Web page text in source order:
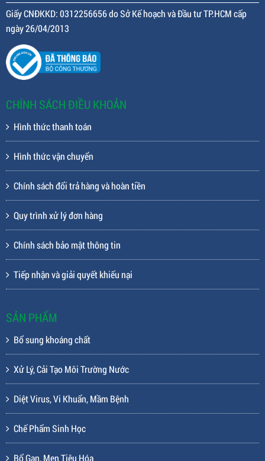
Giấy CNĐKKD: 0312256656 do Sở Kế hoạch và Đầu tư TP.HCM cấp
ngày 26/04/2013
CHÍNH SÁCH ĐIỀU KHOẢN
Hình thức thanh toán
Hình thức vận chuyển
Chính sách đổi trả hàng và hoàn tiền
Quy trình xử lý đơn hàng
Chính sách bảo mật thông tin
Tiếp nhận và giải quyết khiếu nại
SẢN PHẨM
Bổ sung khoáng chất
Xử Lý, Cải Tạo Môi Trường Nước
Diệt Virus, Vi Khuẩn, Mầm Bệnh
Chế Phẩm Sinh Học
Bổ Gan, Men Tiêu Hóa